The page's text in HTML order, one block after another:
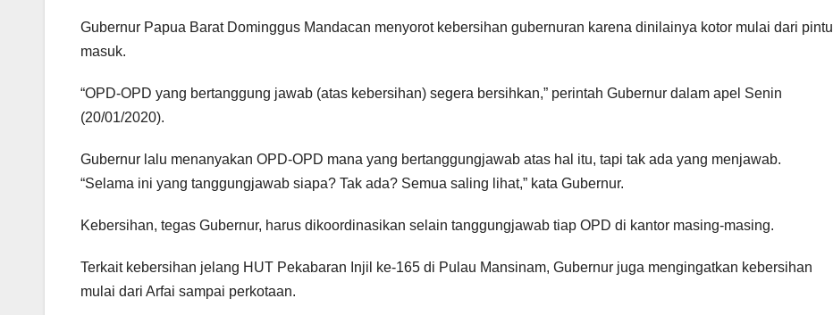
Gubernur Papua Barat Dominggus Mandacan menyorot kebersihan gubernuran karena dinilainya kotor mulai dari pintu
masuk.
“OPD-OPD yang bertanggung jawab (atas kebersihan) segera bersihkan,” perintah Gubernur dalam apel Senin
(20/01/2020).
Gubernur lalu menanyakan OPD-OPD mana yang bertanggungjawab atas hal itu, tapi tak ada yang menjawab.
“Selama ini yang tanggungjawab siapa? Tak ada? Semua saling lihat,” kata Gubernur.
Kebersihan, tegas Gubernur, harus dikoordinasikan selain tanggungjawab tiap OPD di kantor masing-masing.
Terkait kebersihan jelang HUT Pekabaran Injil ke-165 di Pulau Mansinam, Gubernur juga mengingatkan kebersihan
mulai dari Arfai sampai perkotaan.